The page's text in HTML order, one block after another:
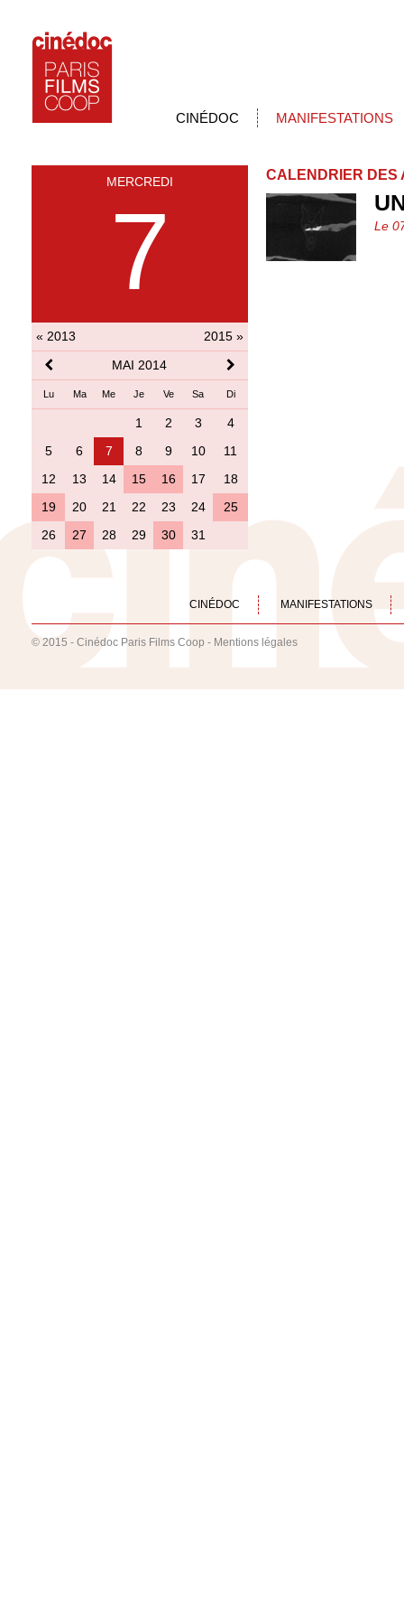
CINÉDOC MANIFESTATIONS
MERCREDI
7
« 2013
2015 »
MAI 2014
Lu Ma Me Je Ve Sa Di
1 2 3
4
5
6 7 8 9 10
11
12
13 14 15 16 17
18
19
20 21 22 23 24
25
26
27 28 29 30 31
CALENDRIER DES
Le
CINÉDOC MANIFESTATIONS
© 2015 - Cinédoc Paris Films Coop - Mentions légales